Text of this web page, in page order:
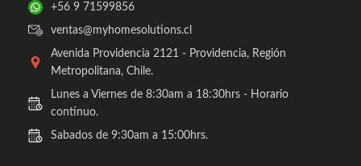
+56 9 71599856
ventas@myhomesolutions.cl
Avenida Providencia 2121 - Providencia, Región
Metropolitana, Chile.
Lunes a Viernes de 8:30am a 18:30hrs - Horario
continuo.
Sabados de 9:30am a 15:00hrs.